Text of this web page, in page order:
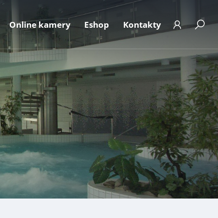
Aktuální obsazenost
Fotogalerie
FAQ
Kalendář akcí
Abonentský účet
ke stažení
osobních údajů
dle zák.106/1999
podatelna
Online kamery Eshop Kontakty